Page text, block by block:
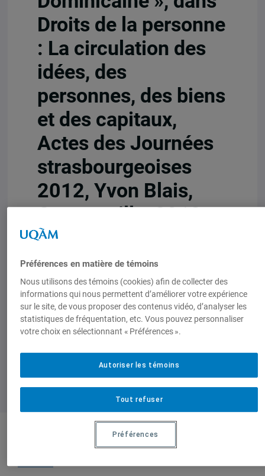
Droits de la personne
: La circulation des
idées, des
personnes, des biens
et des capitaux,
Actes des Journées
strasbourgeoises
2012, Yvon Blais,
Cowansville, 2013,
217-255.
1 janvier 2013,Bernard Duhaime
Auteurs-trices
Préférences en matière de témoins
Nous utilisons des témoins (cookies) afin de collecter des
informations qui nous permettent d’améliorer votre expérience
sur le site, de vous proposer des contenus vidéo, d’analyser les
statistiques de fréquentation, etc. Vous pouvez personnaliser
votre choix en sélectionnant « Préférences ».
Tout refuser
Autoriser les témoins
Préférences